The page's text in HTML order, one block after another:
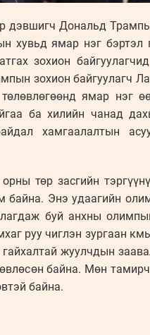
дэвшигч Дональд
хувьд ямар нэг бэртэл
зохион
зохион байгуулагч
ямар нэг
ба хилийн чанад
хамгаалалтын
төр засгийн
байна. Энэ удаагийн
буй анхны
руу чиглэн зургаан
жуулчдын
байна. Мөн
байна.